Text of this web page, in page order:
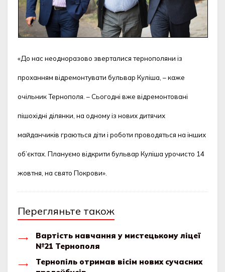
«До нас неодноразово зверталися тернополяни із
проханням відремонтувати бульвар Куліша, – каже
очільник Тернополя. – Сьогодні вже відремонтовані
пішохідні ділянки, на одному із нових дитячих
майданчиків граються діти і роботи проводяться на інших
об’єктах. Плануємо відкрити бульвар Куліша урочисто 14
жовтня, на свято Покрови».
Перегляньте також
Вартість навчання у мистецькому ліцеї
№21 Тернополя
Тернопіль отримав вісім нових сучасних